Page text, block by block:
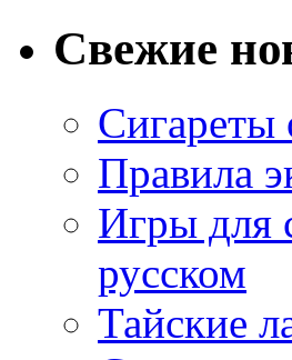
Свежие
Сигареты
Правила
Игры для
русском
Тайские